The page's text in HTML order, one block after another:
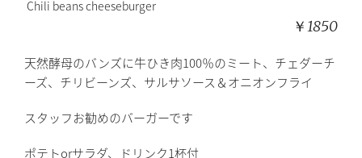
Chili beans cheeseburger
￥1850
天然酵母のバンズに牛ひき肉100％のミート、チェダーチ
ーズ、チリビーンズ、サルサソース＆オニオンフライ
スタッフお勧めのバーガーです
ポテトorサラダ、ドリンク1杯付